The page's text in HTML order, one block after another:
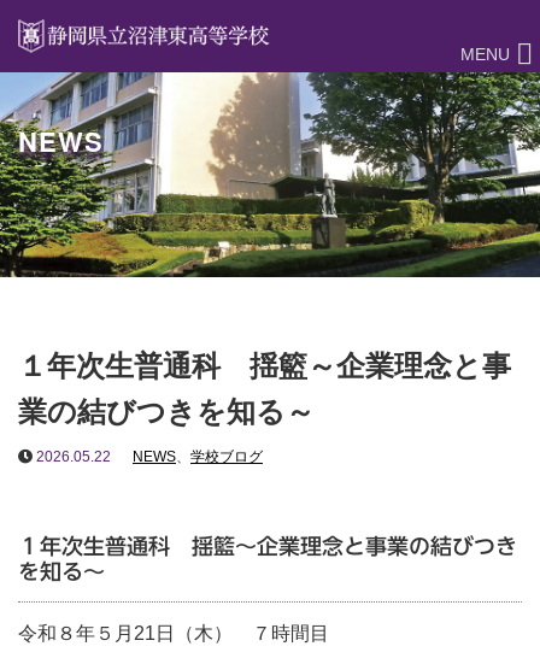
MENU
NEWS
１年次生普通科 揺籃～企業理念と事
業の結びつきを知る～
2026.05.22 NEWS、 学校ブログ
１年次生普通科 揺籃～企業理念と事業の結びつき
を知る～
令和８年５月21日（木） ７時間目